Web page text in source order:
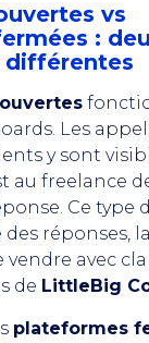
vs
:
différentes
Les
y sont
au freelance
Ce type
réponses,
avec
de LittleBig
plateformes